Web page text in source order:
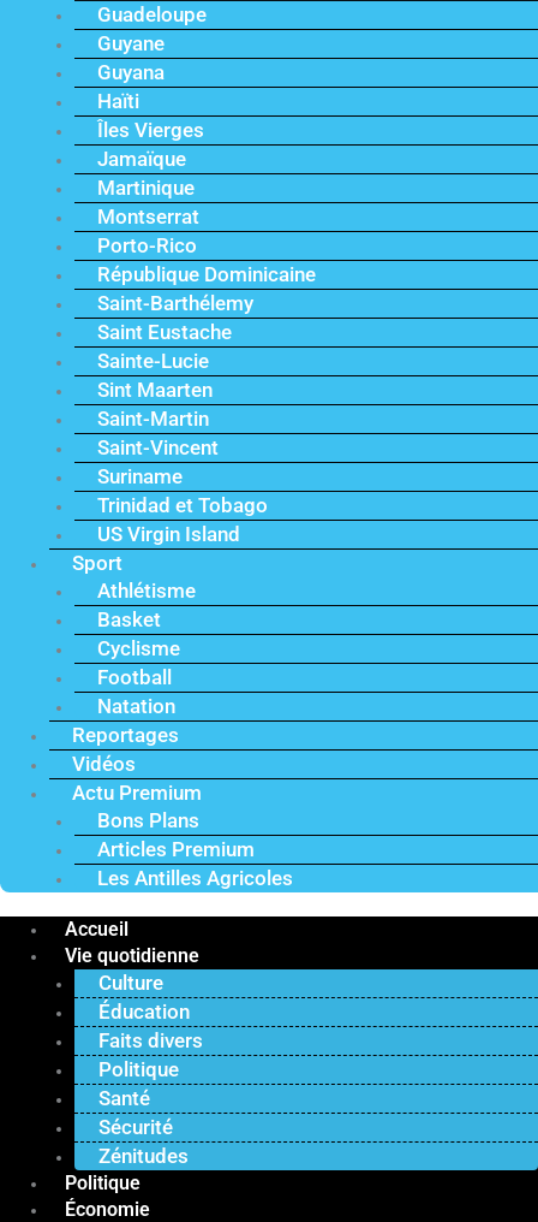
Guadeloupe
Guyane
Guyana
Haïti
Îles Vierges
Jamaïque
Martinique
Montserrat
Porto-Rico
République Dominicaine
Saint-Barthélemy
Saint Eustache
Sainte-Lucie
Sint Maarten
Saint-Martin
Saint-Vincent
Suriname
Trinidad et Tobago
US Virgin Island
Sport
Athlétisme
Basket
Cyclisme
Football
Natation
Reportages
Vidéos
Actu Premium
Bons Plans
Articles Premium
Les Antilles Agricoles
Accueil
Vie quotidienne
Culture
Éducation
Faits divers
Politique
Santé
Sécurité
Zénitudes
Politique
Économie